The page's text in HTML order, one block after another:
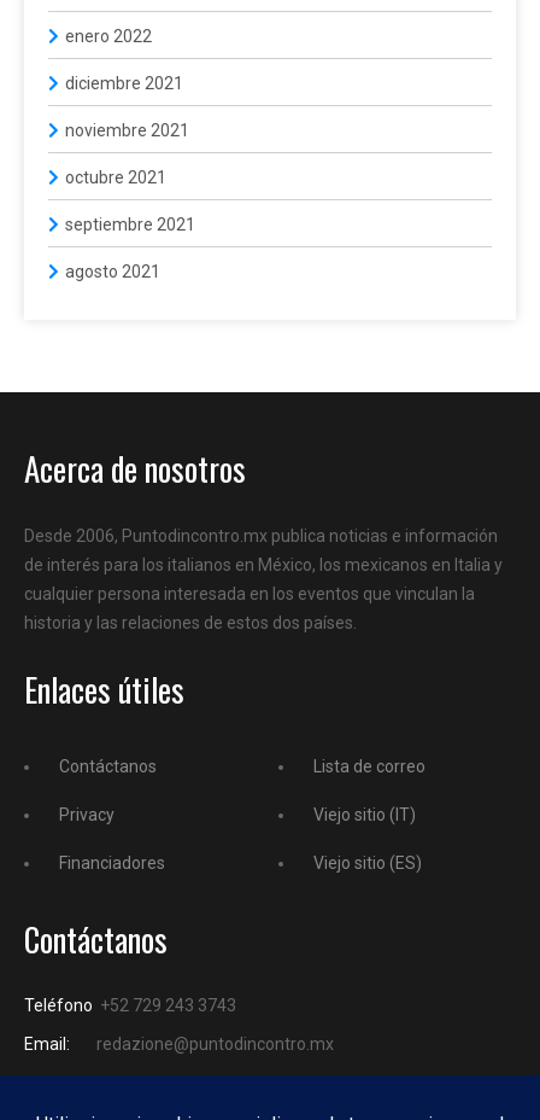
enero 2022
diciembre 2021
noviembre 2021
octubre 2021
septiembre 2021
agosto 2021
Acerca de nosotros
Desde 2006, Puntodincontro.mx publica noticias e información
de interés para los italianos en México, los mexicanos en Italia y
cualquier persona interesada en los eventos que vinculan la
historia y las relaciones de estos dos países.
Enlaces útiles
Contáctanos
Privacy
Financiadores
Lista de correo
Viejo sitio (IT)
Viejo sitio (ES)
Contáctanos
Teléfono +52 729 243 3743
Email:
redazione@puntodincontro.mx